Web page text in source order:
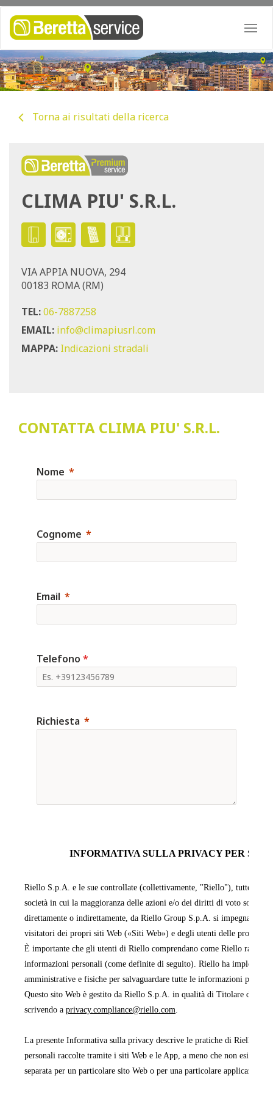
Torna ai risultati della ricerca
CLIMA PIU' S.R.L.
VIA APPIA NUOVA, 294
00183 ROMA (RM)
TEL:06-7887258
EMAIL: info@climapiusrl.com
MAPPA: Indicazioni stradali
CONTATTA CLIMA PIU' S.R.L.
Nome
Cognome
Email
Telefono *
Richiesta
INFORMATIVA SULLA PRIVACY PER SITI
Riello S.p.A. e le sue controllate (collettivamente, "Riello"), tutte
società in cui la maggioranza delle azioni e/o dei diritti di voto sono
direttamente o indirettamente, da Riello Group S.p.A. si impegnano a
visitatori dei propri siti Web («Siti Web») e degli utenti delle proprie
È importante che gli utenti di Riello comprendano come Riello
informazioni personali (come definite di seguito). Riello ha
amministrative e fisiche per salvaguardare tutte le informazioni
Questo sito Web è gestito da Riello S.p.A. in qualità di Titolare del
scrivendo a privacy.compliance@riello.com
La presente Informativa sulla privacy descrive le pratiche di Riello
personali raccolte tramite i siti Web e le App, a meno che non esista
separata per un particolare sito Web o per una particolare applicazione